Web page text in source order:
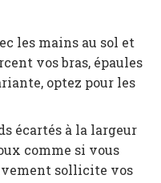
les mains au sol et
vos bras, épaules
optez pour les
écartés à la largeur
comme si vous
sollicite vos